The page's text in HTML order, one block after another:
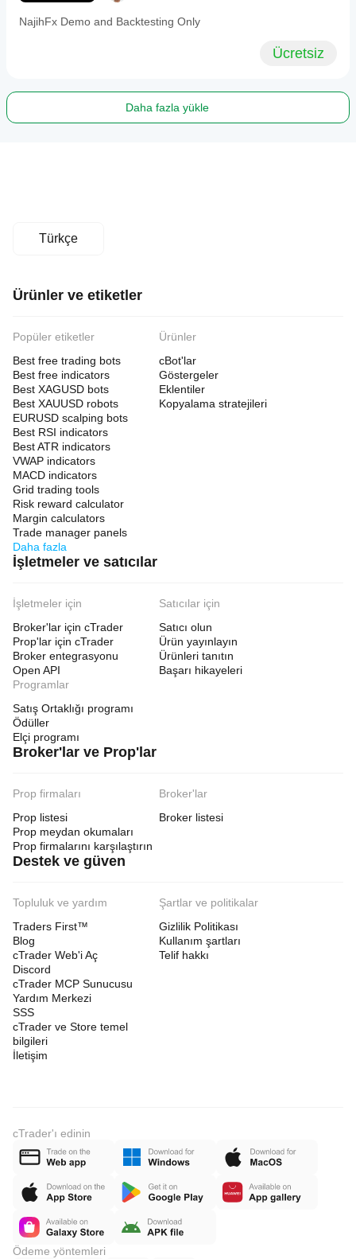
NajihFx Demo and Backtesting Only
Ücretsiz
Daha fazla yükle
Türkçe
Ürünler ve etiketler
Popüler etiketler
Best free trading bots
Best free indicators
Best XAGUSD bots
Best XAUUSD robots
EURUSD scalping bots
Best RSI indicators
Best ATR indicators
VWAP indicators
MACD indicators
Grid trading tools
Risk reward calculator
Margin calculators
Trade manager panels
Daha fazla
Ürünler
cBot'lar
Göstergeler
Eklentiler
Kopyalama stratejileri
İşletmeler ve satıcılar
İşletmeler için
Broker'lar için cTrader
Prop'lar için cTrader
Broker entegrasyonu
Open API
Satıcılar için
Satıcı olun
Ürün yayınlayın
Ürünleri tanıtın
Başarı hikayeleri
Programlar
Satış Ortaklığı programı
Ödüller
Elçi programı
Broker'lar ve Prop'lar
Prop firmaları
Prop listesi
Prop meydan okumaları
Prop firmalarını karşılaştırın
Broker'lar
Broker listesi
Destek ve güven
Topluluk ve yardım
Traders First™
Blog
cTrader Web'i Aç
Discord
cTrader MCP Sunucusu
Yardım Merkezi
SSS
cTrader ve Store temel
bilgileri
İletişim
Şartlar ve politikalar
Gizlilik Politikası
Kullanım şartları
Telif hakkı
cTrader'ı edinin
Ödeme yöntemleri